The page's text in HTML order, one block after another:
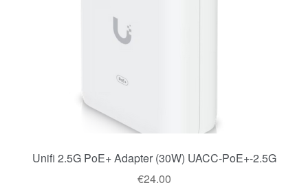
Unifi 2.5G PoE+ Adapter (30W) UACC-PoE+-2.5G
€24.00